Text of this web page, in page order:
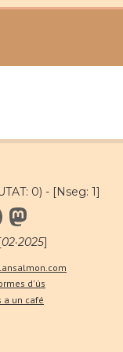
0) - [Nseg: 1]
02·2025]
d'ús
a un café